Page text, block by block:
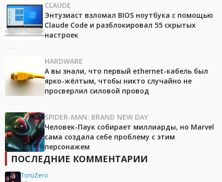
CLAUDE
Энтузиаст взломал BIOS ноутбука с помощью
Claude Code и разблокировал 55 скрытых
настроек
HARDWARE
А вы знали, что первый ethernet-кабель был
ярко-жёлтым, чтобы никто случайно не
просверлил силовой провод
SPIDER-MAN: BRAND NEW DAY
Человек-Паук собирает миллиарды, но Marvel
сама создала себе проблему с этим
персонажем
ПОСЛЕДНИЕ КОММЕНТАРИИ
ToruZero